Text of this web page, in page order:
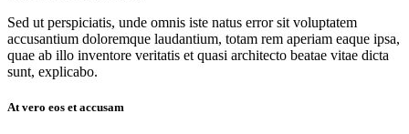
Sed ut perspiciatis, unde omnis iste natus error sit voluptatem
accusantium doloremque laudantium, totam rem aperiam eaque ipsa,
quae ab illo inventore veritatis et quasi architecto beatae vitae dicta
sunt, explicabo.
At vero eos et accusam